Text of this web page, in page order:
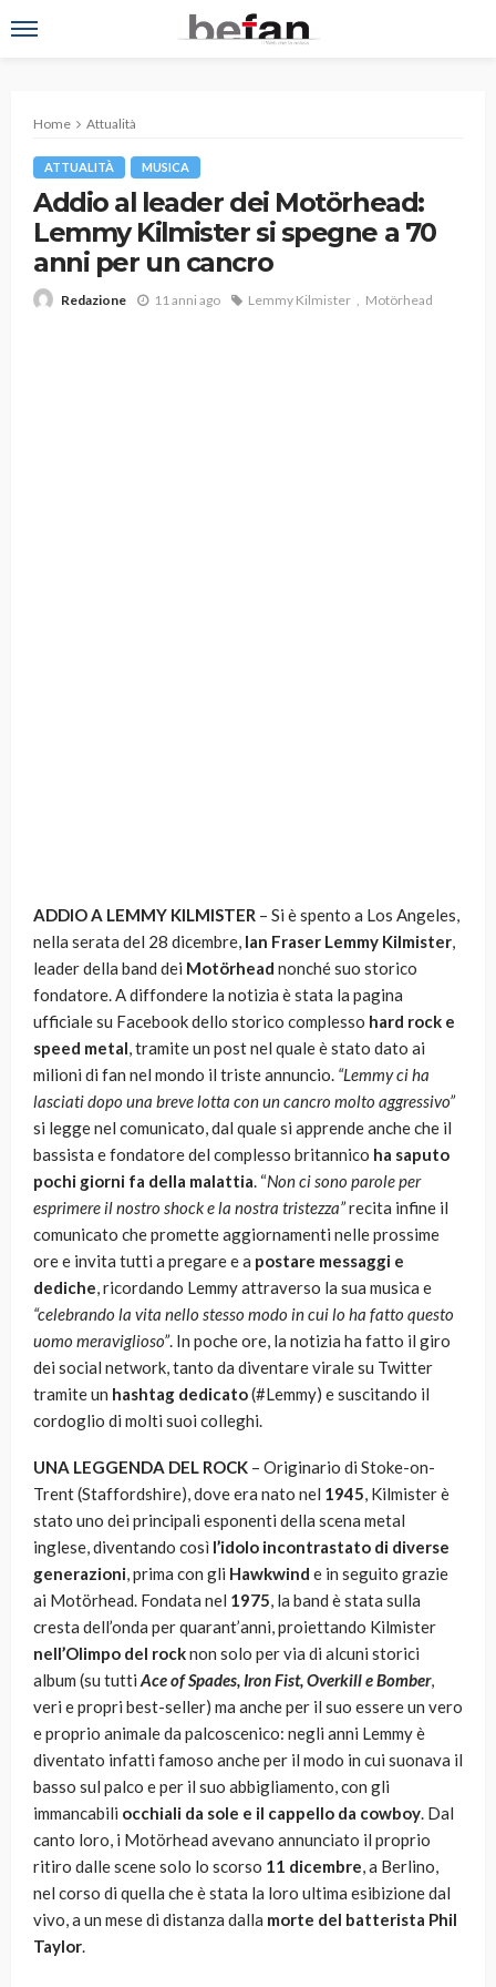
Home Attualità
ATTUALITÀ MUSICA
Addio al leader dei Motörhead:
Lemmy Kilmister si spegne a 70
anni per un cancro
Redazione 11 anni ago Lemmy Kilmister Motörhead
ADDIO A LEMMY KILMISTER – Si è spento a Los Angeles,
nella serata del 28 dicembre, Ian Fraser Lemmy Kilmister,
leader della band dei Motörhead nonché suo storico
fondatore. A diffondere la notizia è stata la pagina
ufficiale su Facebook dello storico complesso hard rock e
speed metal, tramite un post nel quale è stato dato ai
milioni di fan nel mondo il triste annuncio. “Lemmy ci ha
lasciati dopo una breve lotta con un cancro molto aggressivo”
si legge nel comunicato, dal quale si apprende anche che il
bassista e fondatore del complesso britannico ha saputo
pochi giorni fa della malattia. “Non ci sono parole per
esprimere il nostro shock e la nostra tristezza”recita infine il
comunicato che promette aggiornamenti nelle prossime
ore e invita tutti a pregare e a postare messaggi e
dediche, ricordando Lemmy attraverso la sua musica e
“celebrando la vita nello stesso modo in cui lo ha fatto questo
uomo meraviglioso”. In poche ore, la notizia ha fatto il giro
dei social network, tanto da diventare virale su Twitter
tramite un hashtag dedicato(#Lemmy) e suscitando il
cordoglio di molti suoi colleghi.
UNA LEGGENDA DEL ROCK – Originario di Stoke-on-
Trent (Staffordshire), dove era nato nel 1945, Kilmister è
stato uno dei principali esponenti della scena metal
inglese, diventando così l’idolo incontrastato di diverse
generazioni, prima con gli Hawkwind e in seguito grazie
ai Motörhead. Fondata nel 1975, la band è stata sulla
cresta dell’onda per quarant’anni, proiettando Kilmister
nell’Olimpo del rocknon solo per via di alcuni storici
album (su tutti Ace of Spades, Iron Fist, Overkill e Bomber,
veri e propri best-seller) ma anche per il suo essere un vero
e proprio animale da palcoscenico: negli anni Lemmy è
diventato infatti famoso anche per il modo in cui suonava il
basso sul palco e per il suo abbigliamento, con gli
immancabili occhiali da sole e il cappello da cowboy. Dal
canto loro, i Motörhead avevano annunciato il proprio
ritiro dalle scene solo lo scorso 11 dicembre, a Berlino,
nel corso di quella che è stata la loro ultima esibizione dal
vivo, a un mese di distanza dalla morte del batterista Phil
Taylor.